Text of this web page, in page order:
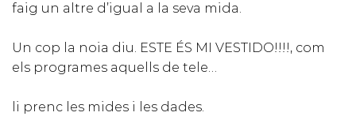
faig un altre d’igual a la seva mida.
Un cop la noia diu. ESTE ÉS MI VESTIDO!!!!, com
els programes aquells de tele…
li prenc les mides i les dades.